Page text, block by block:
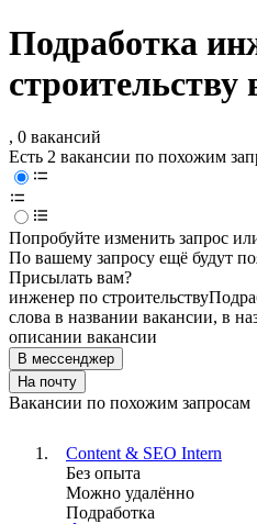
Подработка
, 0 вакансий
Есть 2 вакансии по похожим
Попробуйте изменить запрос
По вашему запросу ещё будут
Присылать вам?
инженер по строительству
слова в названии вакансии, в
описании вакансии
В мессенджер
На почту
Вакансии по похожим запросам
Content & SEO Intern
Без опыта
Можно удалённо
Подработка